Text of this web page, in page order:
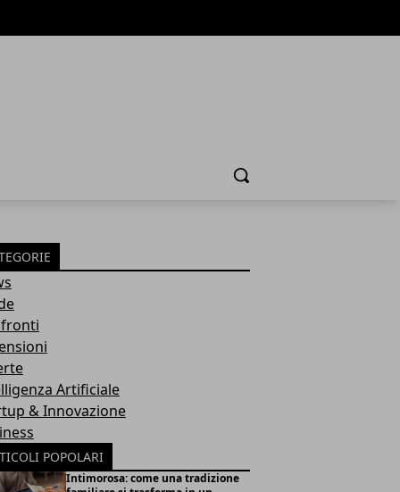
Cerca
Artificiale
& Innovazione
POPOLARI
Intimorosa: come una tradizione